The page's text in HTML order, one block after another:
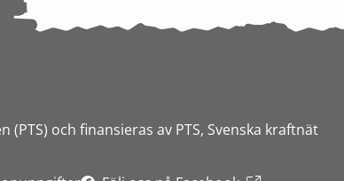
och finansieras av PTS, Svenska kraftnät